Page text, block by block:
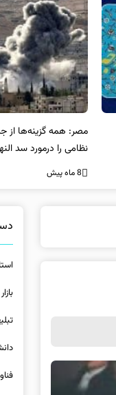
مصر: همه گزینه‌ها از
نظامی را درمورد سد
بررسی می‌کنیم
8 ماه پیش